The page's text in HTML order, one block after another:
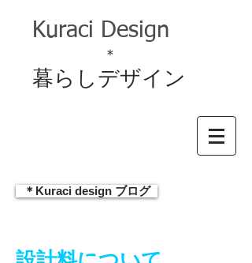
Kuraci Design
＊
暮らしデザイン
＊Kuraci design ブログ